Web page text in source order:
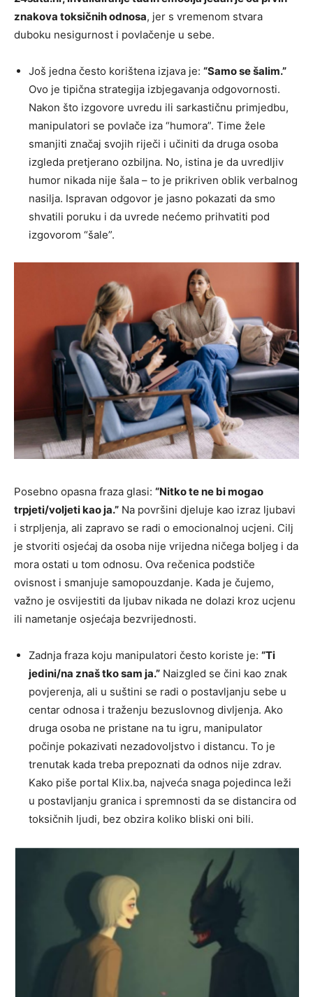
znakova toksičnih odnosa, jer s vremenom stvara
duboku nesigurnost i povlačenje u sebe.
Još jedna često korištena izjava je: “Samo se šalim.”
Ovo je tipična strategija izbjegavanja odgovornosti.
Nakon što izgovore uvredu ili sarkastičnu primjedbu,
manipulatori se povlače iza “humora”. Time žele
smanjiti značaj svojih riječi i učiniti da druga osoba
izgleda pretjerano ozbiljna. No, istina je da uvredljiv
humor nikada nije šala – to je prikriven oblik verbalnog
nasilja. Ispravan odgovor je jasno pokazati da smo
shvatili poruku i da uvrede nećemo prihvatiti pod
izgovorom “šale”.
Posebno opasna fraza glasi: “Nitko te ne bi mogao
trpjeti/voljeti kao ja.” Na površini djeluje kao izraz ljubavi
i strpljenja, ali zapravo se radi o emocionalnoj ucjeni. Cilj
je stvoriti osjećaj da osoba nije vrijedna ničega boljeg i da
mora ostati u tom odnosu. Ova rečenica podstiče
ovisnost i smanjuje samopouzdanje. Kada je čujemo,
važno je osvijestiti da ljubav nikada ne dolazi kroz ucjenu
ili nametanje osjećaja bezvrijednosti.
Zadnja fraza koju manipulatori često koriste je: “Ti
jedini/na znaš tko sam ja.” Naizgled se čini kao znak
povjerenja, ali u suštini se radi o postavljanju sebe u
centar odnosa i traženju bezuslovnog divljenja. Ako
druga osoba ne pristane na tu igru, manipulator
počinje pokazivati nezadovoljstvo i distancu. To je
trenutak kada treba prepoznati da odnos nije zdrav.
Kako piše portal Klix.ba, najveća snaga pojedinca leži
u postavljanju granica i spremnosti da se distancira od
toksičnih ljudi, bez obzira koliko bliski oni bili.